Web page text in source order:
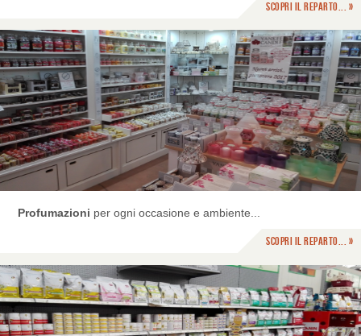
Scopri il reparto... »
Profumazioni per ogni occasione e ambiente...
Scopri il reparto... »